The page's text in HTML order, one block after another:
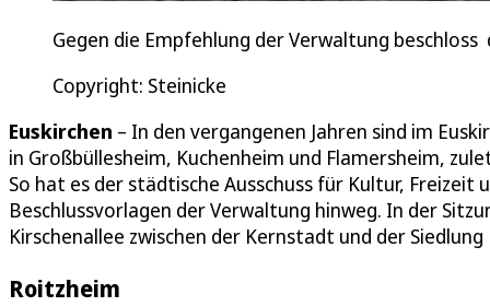
Gegen die Empfehlung der Verwaltung
Copyright: Steinicke
Euskirchen – In den vergangenen Jahren sind im
in Großbüllesheim, Kuchenheim und Flamersheim,
So hat es der städtische Ausschuss für Kultur,
Beschlussvorlagen der Verwaltung hinweg. In der
Kirschenallee zwischen der Kernstadt und der
Roitzheim